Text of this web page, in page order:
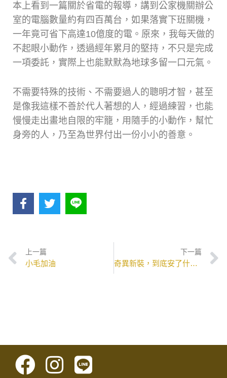
本上看到一篇關於省電的報導，講到公家機關辦公
室的電腦數量約有四百萬台，如果落實下班關機，
一年竟可省下高達10億度的電。原來，我每天做的
不起眼小動作，透過經年累月的堅持，不只是完成
一項委託，實際上也能默默為地球多留一口元氣。
不需要特殊的技術、不需要過人的聰明才智，甚至
是像我這樣不善於代人著想的人，經過練習，也能
慢慢走出畫地自限的牢籠，用隨手的小動作，幫忙
身旁的人，乃至為世界付出一份小小的善意。
上一篇
小毛加油
下一篇
奇異新裝，到底安了什麼心？